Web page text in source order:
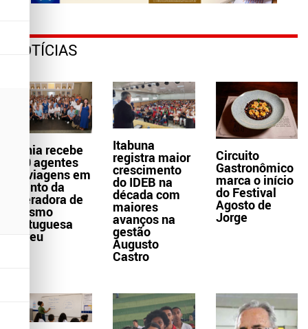
NOTÍCIAS
Bahia recebe
300 agentes
de viagens em
evento da
operadora de
turismo
portuguesa
Abreu
Itabuna
registra maior
crescimento
do IDEB na
década com
maiores
avanços na
gestão
Augusto
Castro
Circuito
Gastronômico
marca o início
do Festival
Agosto de
Jorge